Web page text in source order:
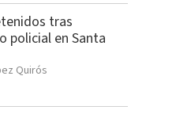
tras
policial en Santa
Quirós